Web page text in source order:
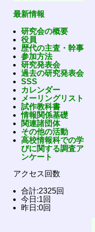
最新情報
研究会の概要
役員
歴代の主査・幹事
参加方法
研究発表会
過去の研究発表会
SSS
カレンダー
メーリングリスト
試作教科書
情報関係基礎
関連諸団体
その他の活動
高校情報科での学
びに関する調査ア
ンケート
アクセス回数
合計:2325回
今日:1回
昨日:0回